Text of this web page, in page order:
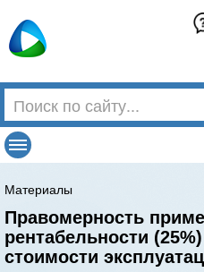
Материалы
Правомерность
рентабельности
стоимости